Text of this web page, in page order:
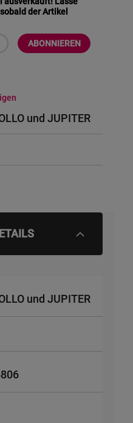
der Artikel
ABONNIEREN
und JUPITER
und JUPITER